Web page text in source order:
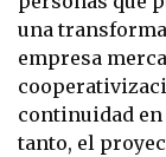
una
empresa
continuidad en
tanto, el